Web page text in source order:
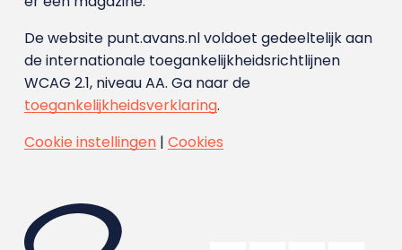
De website punt.avans.nl voldoet gedeeltelijk aan
de internationale toegankelijkheidsrichtlijnen
WCAG 2.1, niveau AA. Ga naar de
toegankelijkheidsverklaring.
Cookie instellingen| Cookies